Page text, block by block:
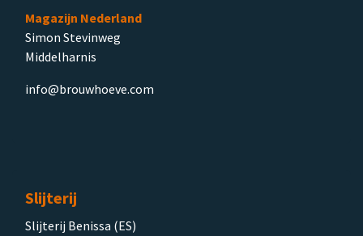
Magazijn Nederland
Simon Stevinweg
Middelharnis
info@brouwhoeve.com
Slijterij
Slijterij Benissa (ES)